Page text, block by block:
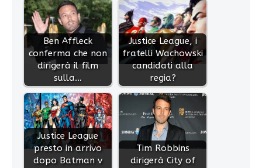
Ben Affleck
conferma che non
dirigerà il film
sulla…
Justice League, i
fratelli Wachowski
candidati alla
regia?
Justice League
presto in arrivo
dopo Batman v
Tim Robbins
dirigerà City of